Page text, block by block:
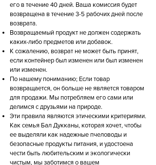
его в течение 40 дней. Ваша комиссия будет
возвращена в течение 3-5 рабочих дней после
возврата.
Возвращаемый продукт не должен содержать
каких-либо предметов или добавок.
К сожалению, возврат не может быть принят,
если контейнер был изменен или был изменен
или изменен.
По нашему пониманию; Если товар
возвращается, он больше не является товаром
для продажи. Мы потребляем его сами или
делимся с друзьями на природе.
Эти правила являются этическими критериями.
Как семья Бал Дукканы, которая хочет, чтобы
ее выделяли как надежные пчеловоды и
безопасные продукты питания, и удостоена
чести быть любительским и экологически
чистым, мы заботимся о вашем